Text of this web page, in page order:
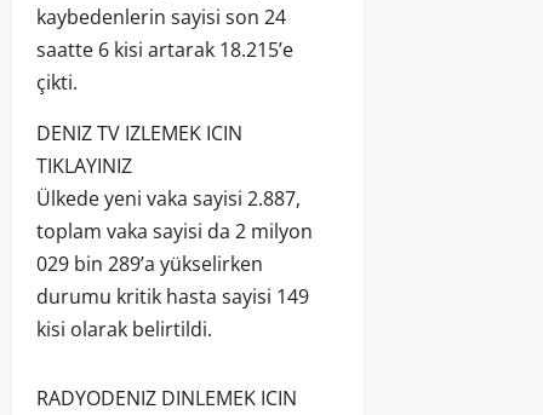
kaybedenlerin sayisi son 24
saatte 6 kisi artarak 18.215’e
çikti.
DENIZ TV IZLEMEK ICIN
TIKLAYINIZ
Ülkede yeni vaka sayisi 2.887,
toplam vaka sayisi da 2 milyon
029 bin 289’a yükselirken
durumu kritik hasta sayisi 149
kisi olarak belirtildi.
RADYODENIZ DINLEMEK ICIN